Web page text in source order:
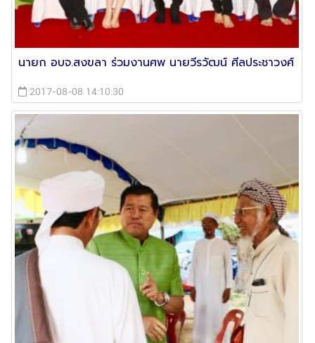
นายก อบจ.สงขลา ร่วมงานศพ นายวีรวัฒน์ ศีลประชาวงศ์
2017-08-08 14:10:30